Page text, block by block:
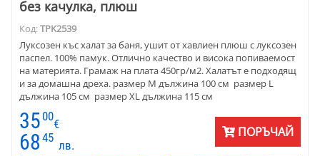
без качулка, плюш
Код:TPK2539
Луксозен къс халат за баня, ушит от хавлиен плюш с луксозен
паспел. 100% памук. Отлично качество и висока попиваемост
на материята. Грамаж на плата 450гр/м2. Халатът е подходящ
и за домашна дреха. размер М дължина 100 см размер L
дължина 105 см размер XL дължина 115 см
35 00
€
68 45
лв.
ПОРЪЧАЙ